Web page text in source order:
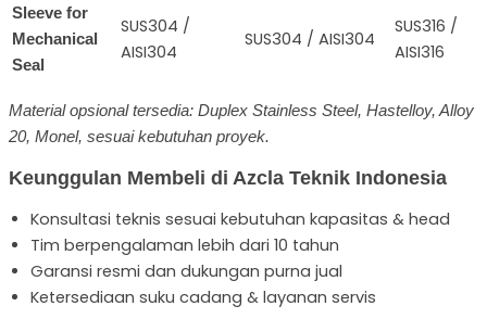
Sleeve for
Mechanical
Seal
SUS304 /
AISI304
SUS304 / AISI304
SUS316 /
AISI316
Material opsional tersedia: Duplex Stainless Steel, Hastelloy, Alloy
20, Monel, sesuai kebutuhan proyek.
Keunggulan Membeli di Azcla Teknik Indonesia
Konsultasi teknis sesuai kebutuhan kapasitas & head
Tim berpengalaman lebih dari 10 tahun
Garansi resmi dan dukungan purna jual
Ketersediaan suku cadang & layanan servis